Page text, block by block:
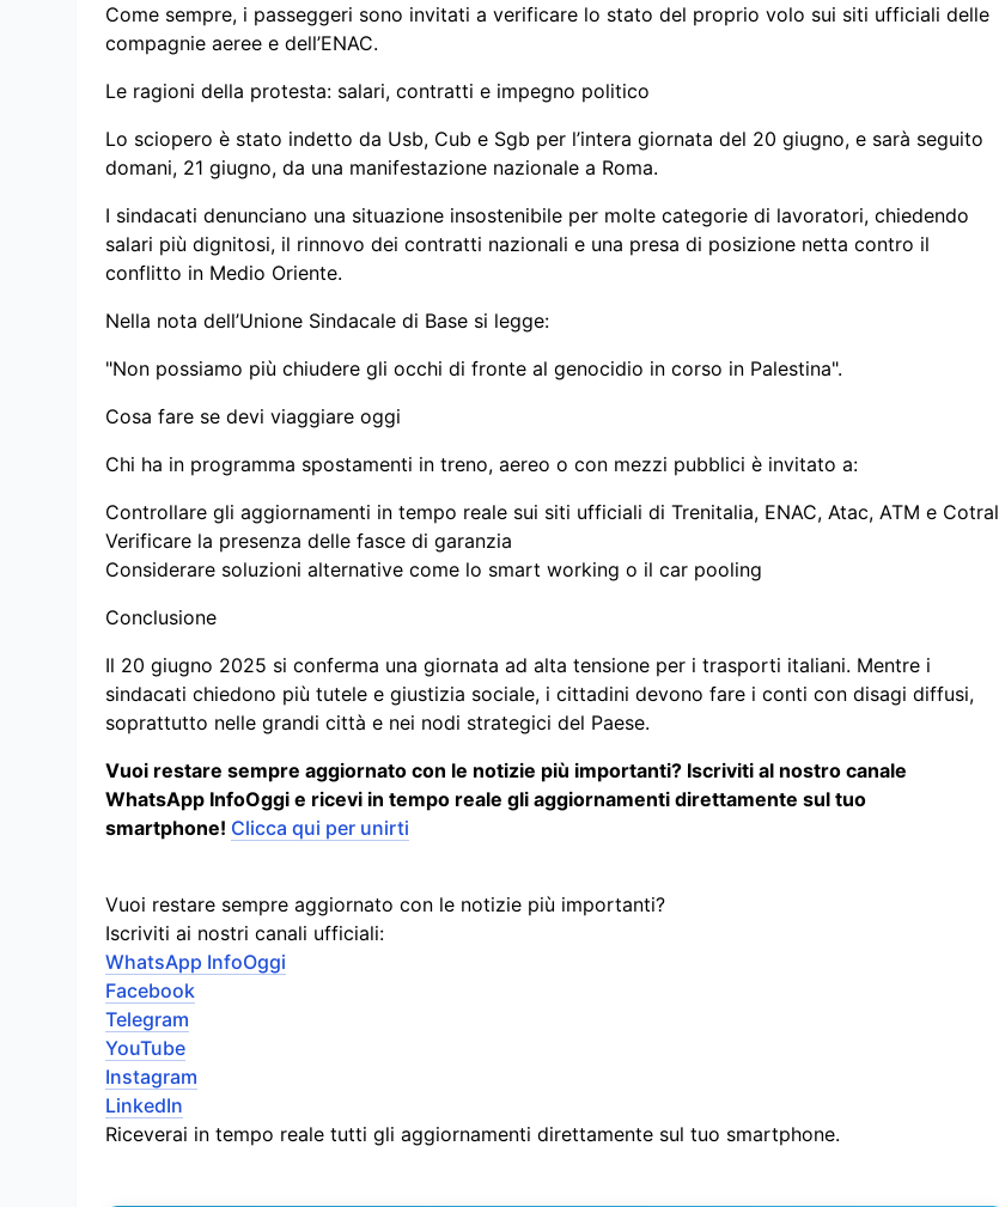
Come sempre, i passeggeri sono invitati a verificare lo stato del proprio volo sui siti ufficiali delle
compagnie aeree e dell’ENAC.
Le ragioni della protesta: salari, contratti e impegno politico
Lo sciopero è stato indetto da Usb, Cub e Sgb per l’intera giornata del 20 giugno, e sarà seguito
domani, 21 giugno, da una manifestazione nazionale a Roma.
I sindacati denunciano una situazione insostenibile per molte categorie di lavoratori, chiedendo
salari più dignitosi, il rinnovo dei contratti nazionali e una presa di posizione netta contro il
conflitto in Medio Oriente.
Nella nota dell’Unione Sindacale di Base si legge:
"Non possiamo più chiudere gli occhi di fronte al genocidio in corso in Palestina".
Cosa fare se devi viaggiare oggi
Chi ha in programma spostamenti in treno, aereo o con mezzi pubblici è invitato a:
Controllare gli aggiornamenti in tempo reale sui siti ufficiali di Trenitalia, ENAC, Atac, ATM e Cotral
Verificare la presenza delle fasce di garanzia
Considerare soluzioni alternative come lo smart working o il car pooling
Conclusione
Il 20 giugno 2025 si conferma una giornata ad alta tensione per i trasporti italiani. Mentre i
sindacati chiedono più tutele e giustizia sociale, i cittadini devono fare i conti con disagi diffusi,
soprattutto nelle grandi città e nei nodi strategici del Paese.
Vuoi restare sempre aggiornato con le notizie più importanti? Iscriviti al nostro canale
WhatsApp InfoOggi e ricevi in tempo reale gli aggiornamenti direttamente sul tuo
smartphone! Clicca qui per unirti
Vuoi restare sempre aggiornato con le notizie più importanti?
Iscriviti ai nostri canali ufficiali:
WhatsApp InfoOggi
Facebook
Telegram
YouTube
Instagram
LinkedIn
Riceverai in tempo reale tutti gli aggiornamenti direttamente sul tuo smartphone.